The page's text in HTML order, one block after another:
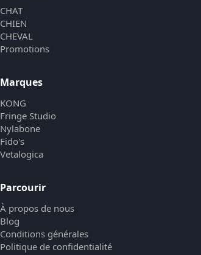
CHAT
CHIEN
CHEVAL
Promotions
Marques
KONG
Fringe Studio
Nylabone
Fido's
Vetalogica
Parcourir
À propos de nous
Blog
Conditions générales
Politique de confidentialité